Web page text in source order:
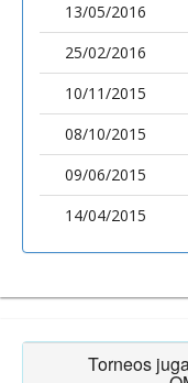
13/05/2016
25/02/2016
10/11/2015
08/10/2015
09/06/2015
14/04/2015
Torneos